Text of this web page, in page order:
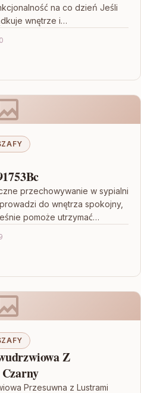
na co dzień Jeśli
wnętrze i…
przechowywanie w sypialni
do wnętrza spokojny,
pomoże utrzymać
Z
Przesuwna z Lustrami